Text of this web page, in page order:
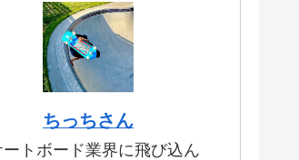
ちっちさん
ートボード業界に飛び込ん